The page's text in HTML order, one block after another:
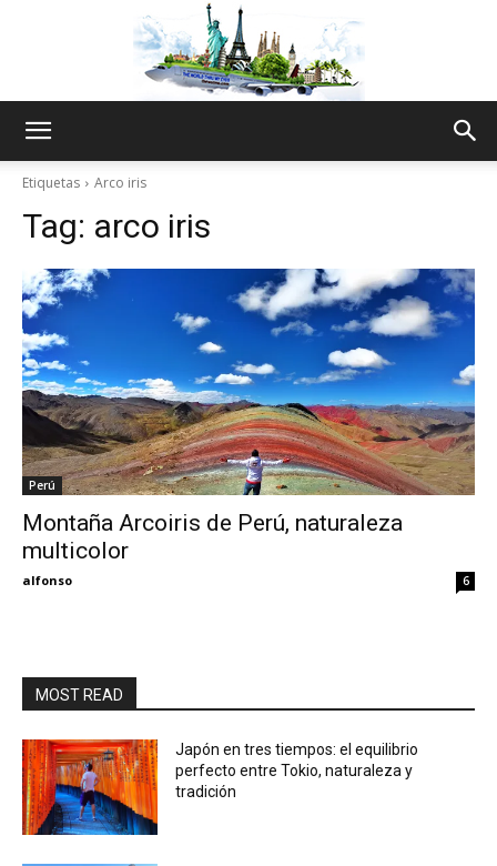
My
Etiquetas Arco iris
Tag: arco iris
Perú
Montaña Arcoiris de Perú, naturaleza
multicolor
alfonso 6
MOST READ
Japón en tres tiempos: el equilibrio
perfecto entre Tokio, naturaleza y
tradición